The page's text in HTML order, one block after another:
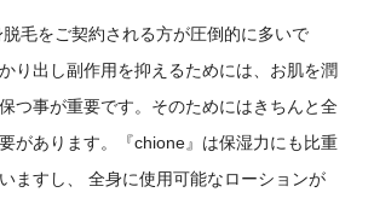
毛をご契約される方が圧倒的に多いで
り出し副作用を抑えるためには、お肌を潤
つ事が重要です。そのためにはきちんと全
があります。『chione』は保湿力にも比重
ますし、 全身に使用可能なローションが